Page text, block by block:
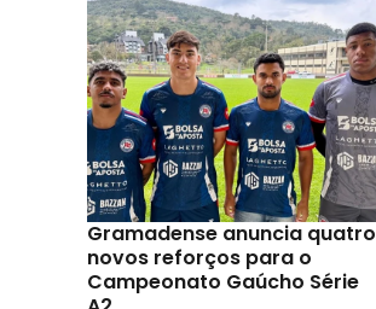
Gramadense anuncia quatro
novos reforços para o
Campeonato Gaúcho Série